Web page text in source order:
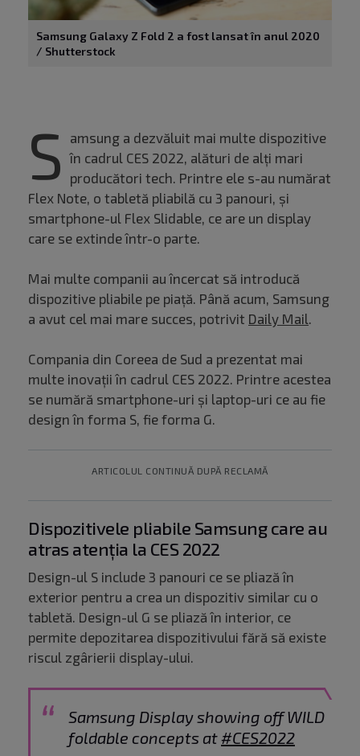
Samsung Galaxy Z Fold 2 a fost lansat în anul 2020
/ Shutterstock
S
amsung a dezvăluit mai multe dispozitive
în cadrul CES 2022, alături de alți mari
producători tech. Printre ele s-au numărat
Flex Note, o tabletă pliabilă cu 3 panouri, și
smartphone-ul Flex Slidable, ce are un display
care se extinde într-o parte.
Mai multe companii au încercat să introducă
dispozitive pliabile pe piață. Până acum, Samsung
a avut cel mai mare succes, potrivit Daily Mail.
Compania din Coreea de Sud a prezentat mai
multe inovații în cadrul CES 2022. Printre acestea
se numără smartphone-uri și laptop-uri ce au fie
design în forma S, fie forma G.
ARTICOLUL CONTINUĂ DUPĂ RECLAMĂ
Dispozitivele pliabile Samsung care au
atras atenția la CES 2022
Design-ul S include 3 panouri ce se pliază în
exterior pentru a crea un dispozitiv similar cu o
tabletă. Design-ul G se pliază în interior, ce
permite depozitarea dispozitivului fără să existe
riscul zgârierii display-ului.
Samsung Display showing off WILD
foldable concepts at #CES2022